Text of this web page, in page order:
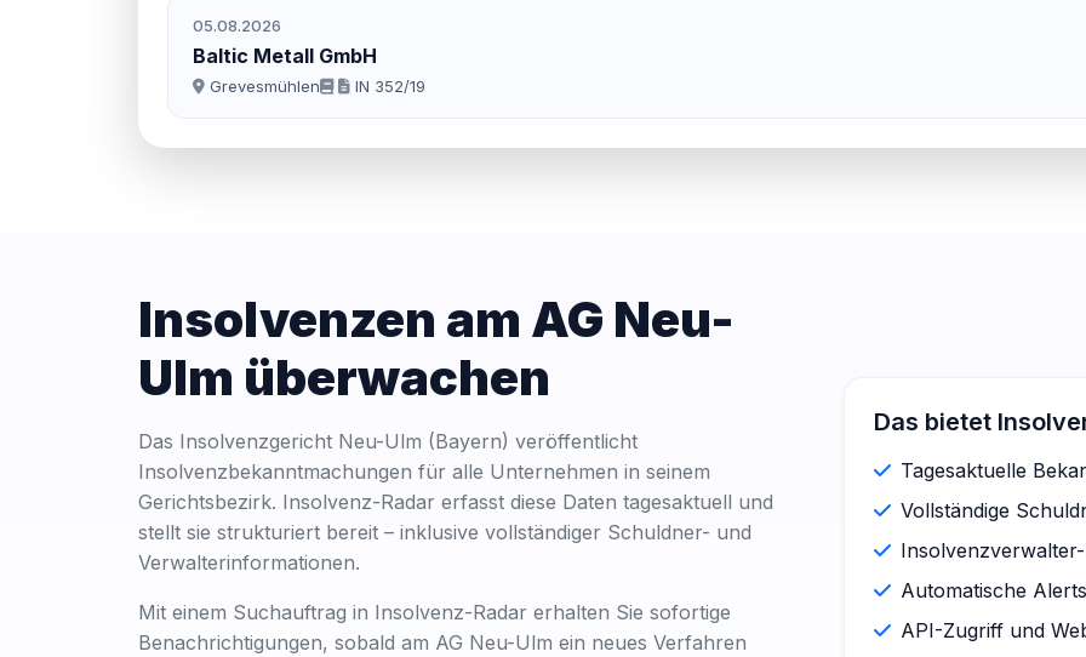
05.08.2026
Baltic Metall GmbH
Grevesmühlen IN 352/19
Insolvenzen am AG Neu-
Ulm überwachen
Das Insolvenzgericht Neu-Ulm (Bayern) veröffentlicht
Insolvenzbekanntmachungen für alle Unternehmen in seinem
Gerichtsbezirk. Insolvenz-Radar erfasst diese Daten tagesaktuell und
stellt sie strukturiert bereit – inklusive vollständiger Schuldner- und
Verwalterinformationen.
Mit einem Suchauftrag in Insolvenz-Radar erhalten Sie sofortige
Benachrichtigungen, sobald am AG Neu-Ulm ein neues Verfahren
Das bietet
Tagesaktuelle
Vollständige
Automatische
API-Zugriff und